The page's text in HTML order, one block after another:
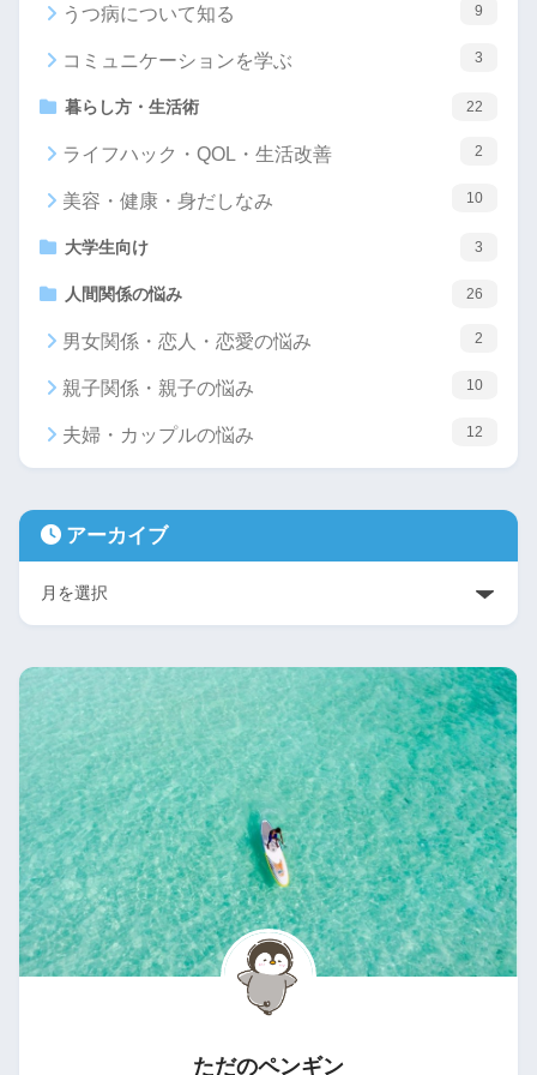
うつ病について知る 9
コミュニケーションを学ぶ 3
暮らし方・生活術 22
ライフハック・QOL・生活改善 2
美容・健康・身だしなみ 10
大学生向け 3
人間関係の悩み 26
男女関係・恋人・恋愛の悩み 2
親子関係・親子の悩み 10
夫婦・カップルの悩み 12
アーカイブ
ただのペンギン